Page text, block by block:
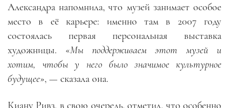
Александра напомнила, что музей занимает особое
место в её карьере: именно там в 2007 году
состоялась первая персональная выставка
художницы. «Мы поддерживаем этот музей и
хотим, чтобы у него было значимое культурное
будущее», — сказала она.
Киану Ривз, в свою очередь, отметил, что особенно